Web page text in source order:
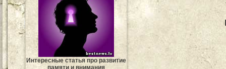
Интересные статья про развитие
памяти и внимания